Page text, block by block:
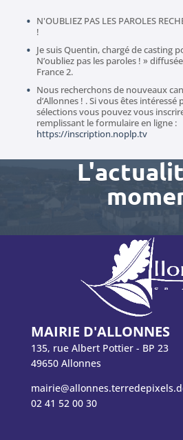
N'OUBLIEZ PAS LES PAROLES
!
Je suis Quentin, chargé de casting
N’oubliez pas les paroles ! »
France 2.
Nous recherchons de nouveaux
d’Allonnes ! . Si vous êtes intéressé
sélections vous pouvez vous
remplissant le formulaire en ligne :
https://inscription.noplp.tv
MAIRIE D'ALLONNES
135, rue Albert Pottier - BP 23
49650 Allonnes
02 41 52 00 30